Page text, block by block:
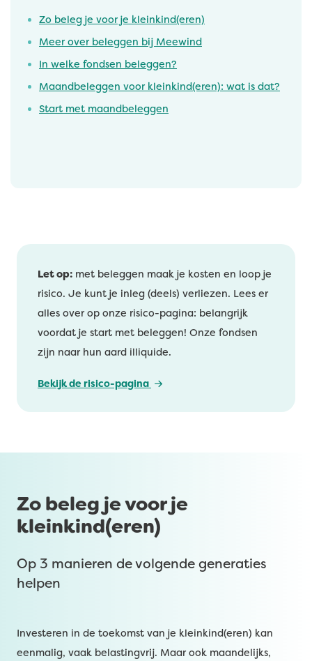
Zo beleg je voor je kleinkind(eren)
Meer over beleggen bij Meewind
In welke fondsen beleggen?
Maandbeleggen voor kleinkind(eren): wat is dat?
Start met maandbeleggen
Let op: met beleggen maak je kosten en loop je
risico. Je kunt je inleg (deels) verliezen. Lees er
alles over op onze risico-pagina: belangrijk
voordat je start met beleggen! Onze fondsen
zijn naar hun aard illiquide.
Bekijk de risico-pagina
Zo beleg je voor je
kleinkind(eren)
Op 3 manieren de volgende generaties
helpen
Investeren in de toekomst van je kleinkind(eren) kan
eenmalig, vaak belastingvrij. Maar ook maandelijks,